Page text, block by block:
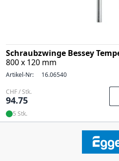
Schraubzwinge Bessey
800 x 120 mm
Artikel-Nr: 16.06540
CHF / Stk.
94.75
5 Stk.